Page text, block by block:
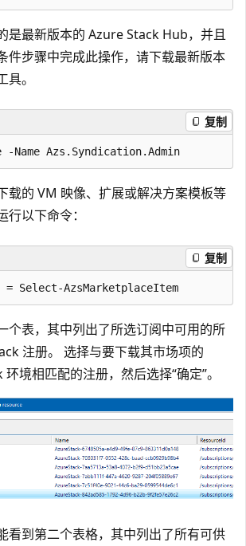
是最新版本的 Azure Stack Hub，并且
件步骤中完成此操作，请下载最新版本
。
复制
载的 VM 映像、扩展或解决方案模板等
以下命令：
复制
个表，其中列出了所选订阅中可用的所
注册。 选择与要下载其市场项的
境相匹配的注册，然后选择“确定”。
看到第二个表格，其中列出了所有可供